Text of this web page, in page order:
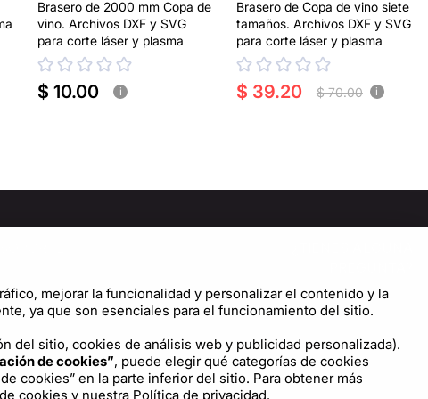
Brasero de 2000 mm Copa de
vino. Archivos DXF y SVG
para corte láser y plasma
$ 10.00 i
Brasero de Copa de vino siete
tamaños. Archivos DXF y SVG
para corte láser y plasma
$ 39.20 $ 70.00 i
Configuración de cookies
¡CONTÁCTANOS!
Escríbenos
mejorar la funcionalidad y personalizar el contenido y la
ya que son esenciales para el funcionamiento del sitio.
del sitio, cookies de análisis web y publicidad personalizada).
de cookies”, puede elegir qué categorías de cookies
cookies” en la parte inferior del sitio. Para obtener más
cookies y nuestra Política de privacidad.